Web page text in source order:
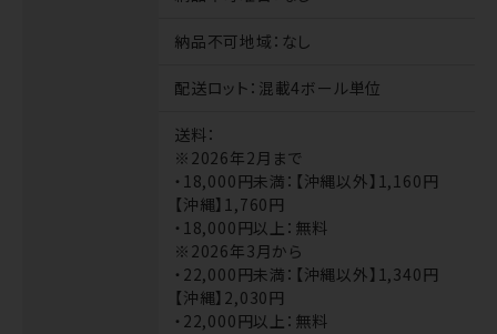
納品不可地域 ：なし
配送ロット ：混載4ボール単位
送料：
※2026年2月まで
・18,000円未満：【沖縄以外】1,160円
【沖縄】1,760円
・18,000円以上：無料
※2026年3月から
・22,000円未満：【沖縄以外】1,340円
【沖縄】2,030円
・22,000円以上：無料